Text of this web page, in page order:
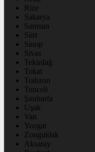
Rize
Sakarya
Samsun
Siirt
Sinop
Sivas
Tekirdağ
Tokat
Trabzon
Tunceli
Şanlıurfa
Uşak
Van
Yozgat
Zonguldak
Aksaray